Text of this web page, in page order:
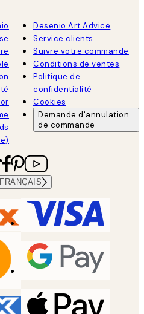
Desenio Art Advice
Service clients
Suivre votre commande
Conditions de ventes
Politique de
confidentialité
Cookies
Demande d'annulation
de commande
FRANÇAIS